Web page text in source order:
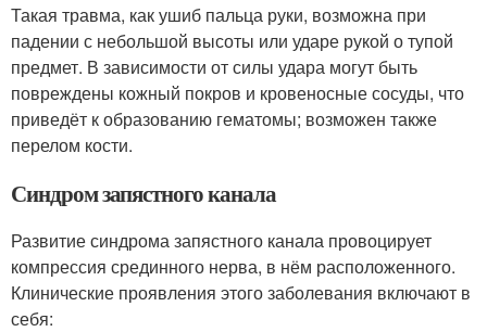
Такая травма, как ушиб пальца руки, возможна при
падении с небольшой высоты или ударе рукой о тупой
предмет. В зависимости от силы удара могут быть
повреждены кожный покров и кровеносные сосуды, что
приведёт к образованию гематомы; возможен также
перелом кости.
Синдром запястного канала
Развитие синдрома запястного канала провоцирует
компрессия срединного нерва, в нём расположенного.
Клинические проявления этого заболевания включают в
себя: